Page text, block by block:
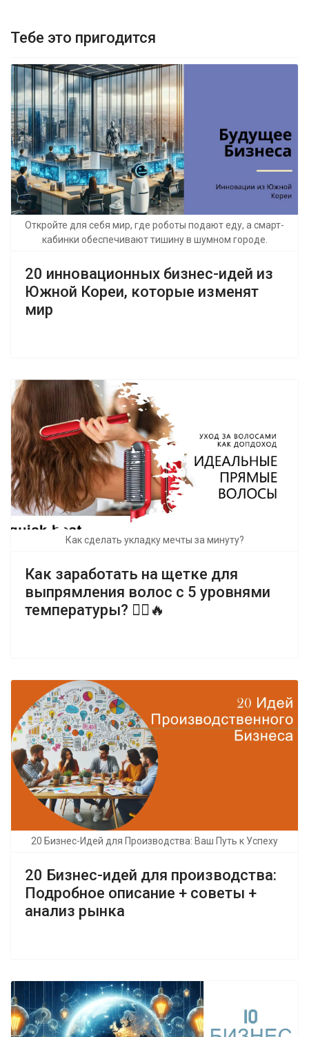
Тебе это пригодится
Откройте для себя мир, где роботы подают еду, а смарт-
кабинки обеспечивают тишину в шумном городе.
20 инновационных бизнес-идей из
Южной Кореи, которые изменят
мир
Как сделать укладку мечты за минуту?
Как заработать на щетке для
выпрямления волос с 5 уровнями
температуры? 💇‍♀️🔥
20 Бизнес-Идей для Производства: Ваш Путь к Успеху
20 Бизнес-идей для производства:
Подробное описание + советы +
анализ рынка